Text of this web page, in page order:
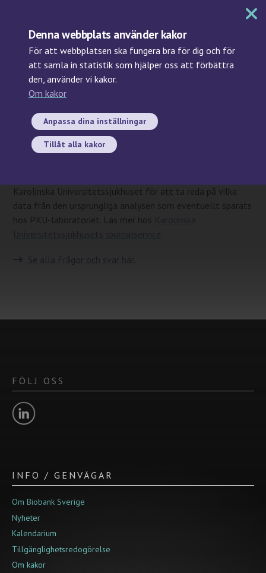
Denna webbplats använder kakor
För att webbplatsen ska fungera bra för dig och för
att samla in statistik som hjälper oss att förbättra
den, använder vi kakor.
Om kakor
Anpassa dina inställningar
Tillåt alla kakor
Hur får jag tillgång till
analyssvar av PKU prov?
Analysresultat är del av din journal. Om det inte finns en
Karolinska Universitetssjukhuset för att ta reda på vilka
data från den ursprungliga analysen som eventuellt sparats
hos PKU-laboratoriet. Läs mer hos
FÖLJ OSS
INFO / GENVÄGAR
Om Biobank Sverige
Nyheter
Kalendarium
Tillgänglighetsredogörelse
Om kakor